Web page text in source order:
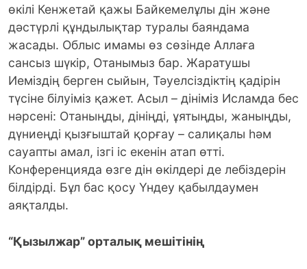
өкілі Кенжетай қажы Байкемелұлы дін және
дәстүрлі құндылықтар туралы баяндама
жасады. Облыс имамы өз сөзінде Аллаға
сансыз шүкір, Отанымыз бар. Жаратушы
Иеміздің берген сыйын, Тәуелсіздіктің қадірін
түсіне білуіміз қажет. Асыл – дініміз Исламда бес
нәрсені: Отаныңды, дініңді, ұятыңды, жаныңды,
дүниеңді қызғыштай қорғау – салиқалы һәм
сауапты амал, ізгі іс екенін атап өтті.
Конференцияда өзге дін өкілдері де лебіздерін
білдірді. Бұл бас қосу Үндеу қабылдаумен
аяқталды.
“Қызылжар” орталық мешітінің